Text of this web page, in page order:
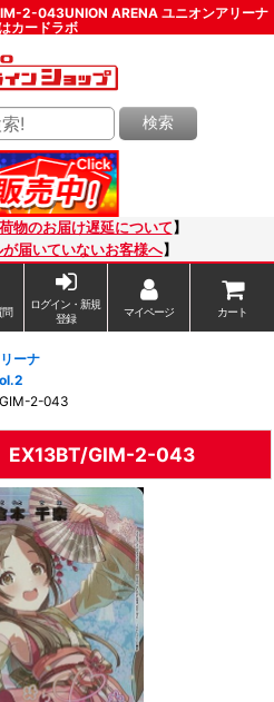
2-043UNION ARENA ユニオンアリーナ
カードラボ
検索
物のお届け遅延について 】
届いていないお客様へ】
問
ログイン・新規
登録
マイページ カート
ーナ
2-043
EX13BT/GIM-2-043